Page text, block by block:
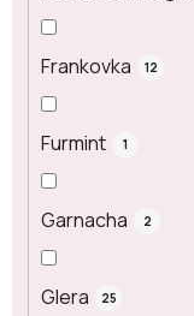
Frankovka 12
Furmint 1
Garnacha 2
Glera 25